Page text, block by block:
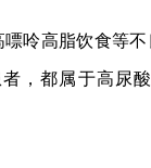
呤高脂饮食等
，都属于高尿